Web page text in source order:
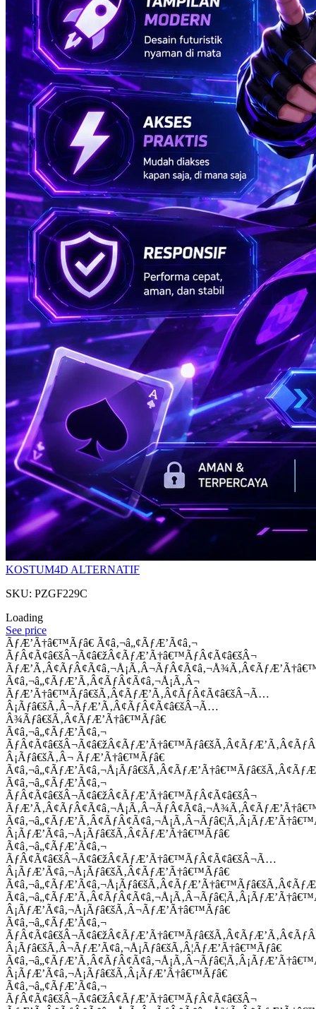
KOSTUM4D ALTERNATIF
SKU: PZGF229C
Loading
See price
ÃƒÆ’Ã†â€™Ãƒâ€ Ã¢â‚¬â„¢ÃƒÆ’Ã¢â‚¬
ÃƒÂ¢Ã¢â€šÂ¬Ã¢â€žÂ¢ÃƒÆ’Ã†â€™ÃƒÂ¢Ã¢â€šÂ¬
Ã¢â‚¬â„¢ÃƒÆ’Ã‚Â¢ÃƒÂ¢Ã¢â‚¬Å¡Ã‚Â¬
ÃƒÆ’Ã†â€™Ãƒâ€šÃ‚Â¢ÃƒÆ’Ã‚Â¢ÃƒÂ¢Ã¢â€šÂ¬Ã…
Â¡Ãƒâ€šÃ‚Â¬ÃƒÆ’Ã‚Â¢ÃƒÂ¢Ã¢â€šÂ¬Ã…
Â¾Ãƒâ€šÃ‚Â¢ÃƒÆ’Ã†â€™Ãƒâ€
Ã¢â‚¬â„¢ÃƒÆ’Ã¢â‚¬
Â¡Ãƒâ€šÃ‚Â¬ ÃƒÆ’Ã†â€™Ãƒâ€
Ã¢â‚¬â„¢ÃƒÆ’Ã¢â‚¬
ÃƒÂ¢Ã¢â€šÂ¬Ã¢â€žÂ¢ÃƒÆ’Ã†â€™ÃƒÂ¢Ã¢â€šÂ¬
Â¡ÃƒÆ’Ã¢â‚¬Å¡Ãƒâ€šÃ‚Â¢ÃƒÆ’Ã†â€™Ãƒâ€
Ã¢â‚¬â„¢ÃƒÆ’Ã¢â‚¬
ÃƒÂ¢Ã¢â€šÂ¬Ã¢â€žÂ¢ÃƒÆ’Ã†â€™ÃƒÂ¢Ã¢â€šÂ¬Ã…
Â¡ÃƒÆ’Ã¢â‚¬Å¡Ãƒâ€šÃ‚Â¢ÃƒÆ’Ã†â€™Ãƒâ€
Â¡ÃƒÆ’Ã¢â‚¬Å¡Ãƒâ€šÃ‚Â¬ÃƒÆ’Ã†â€™Ãƒâ€
Ã¢â‚¬â„¢ÃƒÆ’Ã¢â‚¬
Â¡Ãƒâ€šÃ‚Â¬ÃƒÆ’Ã¢â‚¬Å¡Ãƒâ€šÃ‚Â¦ÃƒÆ’Ã†â€™Ãƒâ€
Â¡ÃƒÆ’Ã¢â‚¬Å¡Ãƒâ€šÃ‚Â¡ÃƒÆ’Ã†â€™Ãƒâ€
Ã¢â‚¬â„¢ÃƒÆ’Ã¢â‚¬
ÃƒÂ¢Ã¢â€šÂ¬Ã¢â€žÂ¢ÃƒÆ’Ã†â€™ÃƒÂ¢Ã¢â€šÂ¬